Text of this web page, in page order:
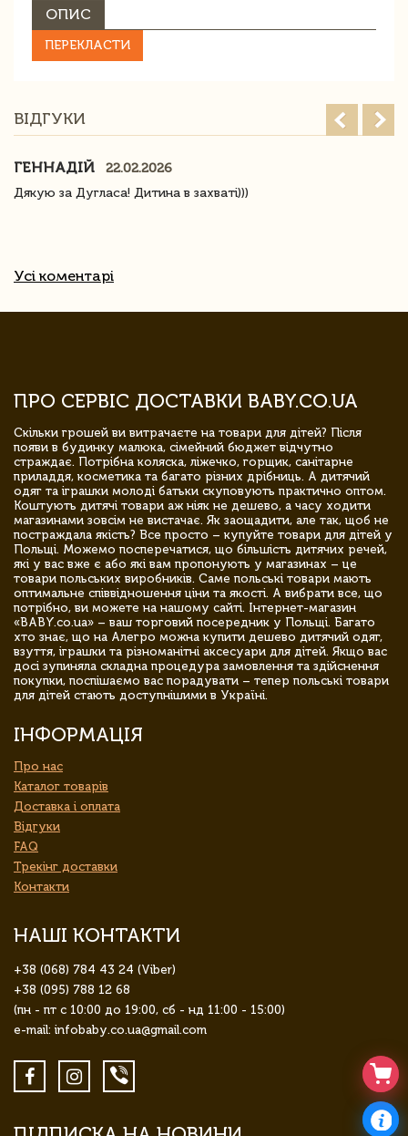
ОПИС
ПЕРЕКЛАСТИ
ВІДГУКИ
ГЕННАДІЙ
22.02.2026
Дякую за Дугласа! Дитина в захваті)))
Усі коментарі
ПРО СЕРВІС ДОСТАВКИ BABY.CO.UA
Скільки грошей ви витрачаєте на товари для дітей? Після
появи в будинку малюка, сімейний бюджет відчутно
страждає. Потрібна коляска, ліжечко, горщик, санітарне
приладдя, косметика та багато різних дрібниць. А дитячий
одяг та іграшки молоді батьки скуповують практично оптом.
Коштують дитячі товари аж ніяк не дешево, а часу ходити
магазинами зовсім не вистачає. Як заощадити, але так, щоб не
постраждала якість? Все просто – купуйте товари для дітей у
Польщі. Можемо посперечатися, що більшість дитячих речей,
які у вас вже є або які вам пропонують у магазинах – це
товари польських виробників. Саме польські товари мають
оптимальне співвідношення ціни та якості. А вибрати все, що
потрібно, ви можете на нашому сайті. Інтернет-магазин
«BABY.co.ua» – ваш торговий посередник у Польщі. Багато
хто знає, що на Алегро можна купити дешево дитячий одяг,
взуття, іграшки та різноманітні аксесуари для дітей. Якщо вас
досі зупиняла складна процедура замовлення та здійснення
покупки, поспішаємо вас порадувати – тепер польські товари
для дітей стають доступнішими в Україні.
ІНФОРМАЦІЯ
Про нас
Каталог товарів
Доставка і оплата
Відгуки
FAQ
Трекінг доставки
Контакти
НАШІ КОНТАКТИ
+38 (068) 784 43 24 (Viber)
+38 (095) 788 12 68
(пн - пт с 10:00 до 19:00, сб - нд 11:00 - 15:00)
e-mail: infobaby.co.ua@gmail.com